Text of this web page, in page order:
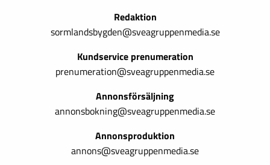
Redaktion
sormlandsbygden@sveagruppenmedia.se
Kundservice prenumeration
prenumeration@sveagruppenmedia.se
Annonsförsäljning
annonsbokning@sveagruppenmedia.se
Annonsproduktion
annons@sveagruppenmedia.se